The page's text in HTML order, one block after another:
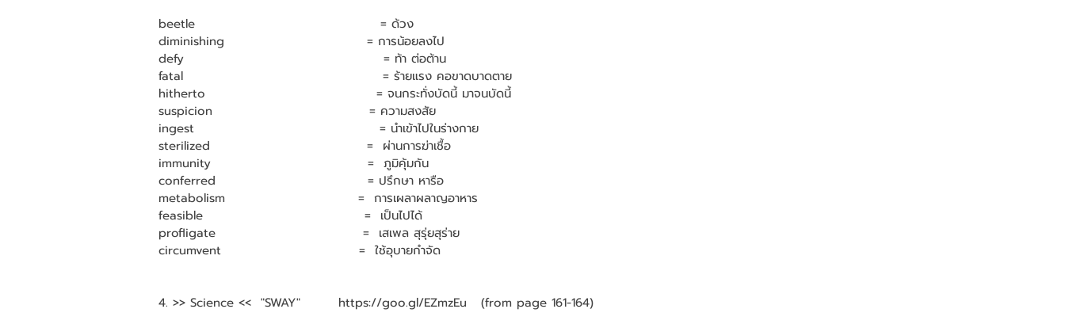
beetle                                       = ด้วง
diminishing                              = การน้อยลงไป
defy                                          = ท้า ต่อต้าน
fatal                                          = ร้ายแรง คอขาดบาดตาย
hitherto                                    = จนกระทั่งบัดนี้ มาจนบัดนี้
suspicion                                 = ความสงสัย
ingest                                       = นำเข้าไปในร่างกาย
sterilized                                 =  ผ่านการฆ่าเชื้อ
immunity                                 =  ภูมิคุ้มกัน
conferred                                = ปรึกษา หารือ
metabolism                            =  การเผลาผลาญอาหาร
feasible                                  =  เป็นไปได้
profligate                               =  เสเพล สุรุ่ยสุร่าย
circumvent                             =  ใช้อุบายกำจัด
4. >> Science <<  "SWAY"        https://goo.gl/EZmzEu   (from page 161-164)